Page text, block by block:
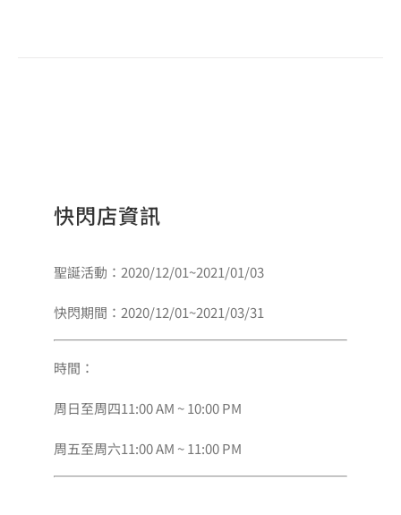
快閃店資訊
聖誕活動：2020/12/01~2021/01/03
快閃期間：2020/12/01~2021/03/31
時間：
周日至周四11:00 AM ~ 10:00 PM
周五至周六11:00 AM ~ 11:00 PM